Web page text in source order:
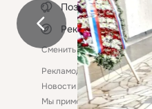
Поздравления
Рекомендации
Сменить язык
Рекламодателям Помощь
Новости Ещё
Мы применяем